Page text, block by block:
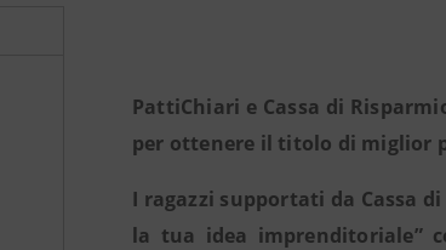
PattiChiari e Cassa di
per ottenere il titolo di miglior
I ragazzi supportati da Cassa
la tua idea imprenditoriale”